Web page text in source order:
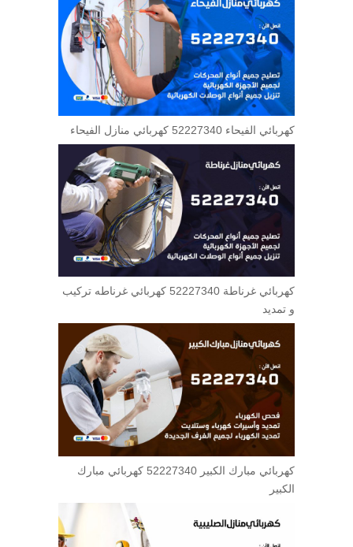
كهربائي الفيحاء 52227340 كهربائي منازل الفيحاء
كهربائي غرناطة 52227340 كهربائي غرناطه تركيب
و تمديد
كهربائي مبارك الكبير 52227340 كهربائي مبارك
الكبير